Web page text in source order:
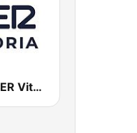
Cadena SER Vitoria